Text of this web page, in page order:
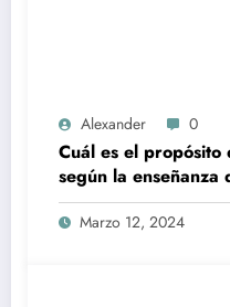
Alexander 0
Cuál es el
según la enseñanza
Marzo 12, 2024